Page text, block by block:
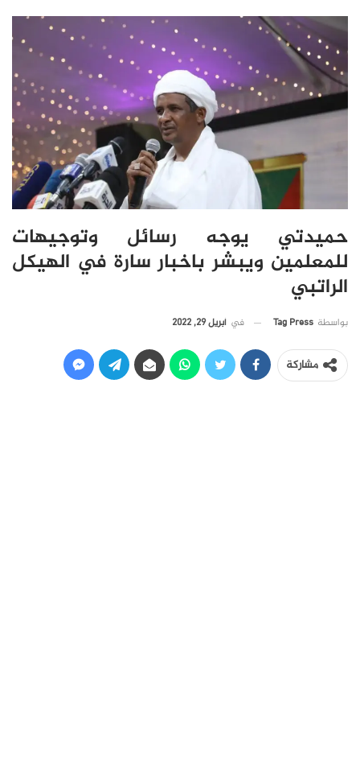
حميدتي يوجه رسائل وتوجيهات
للمعلمين ويبشر باخبار سارة في الهيكل
الراتبي
بواسطة Tag Press في أبريل 29, 2022
مشاركة